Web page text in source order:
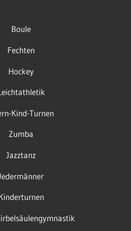
Boule
Fechten
Hockey
Kind-Turnen
Zumba
Jazztanz